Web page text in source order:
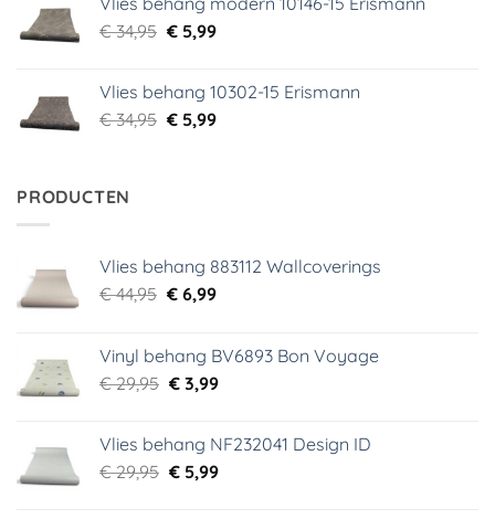
€ 39,95.€ 5,99.
€34,95 Oorspronkelijke
€ 34,95.
€5,99Huidige
€ 5,99.
Vlies behang 10302-15 Erismann
€34,95 Oorspronkelijke
€5,99Huidige
PRODUCTEN
Vlies behang 883112 Wallcoverings
€44,95 Oorspronkelijke
€ 44,95.
€6,99Huidige
€ 6,99.
Vinyl behang BV6893 Bon Voyage
€29,95 Oorspronkelijke
€ 29,95.
€3,99Huidige
€ 3,99.
Vlies behang NF232041 Design ID
€29,95 Oorspronkelijke
€5,99Huidige